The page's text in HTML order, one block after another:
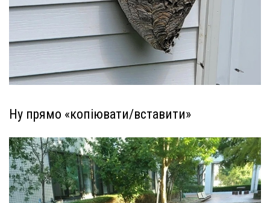
Ну прямо «копіювати/вставити»